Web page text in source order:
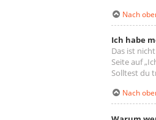
Nach
Ich habe
Das ist
Seite auf
Solltest du
Nach